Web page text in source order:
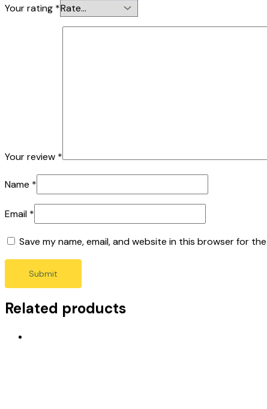
Your rating *
Your review *
Name *
Email *
Save my name, email, and website in this browser for
Related products